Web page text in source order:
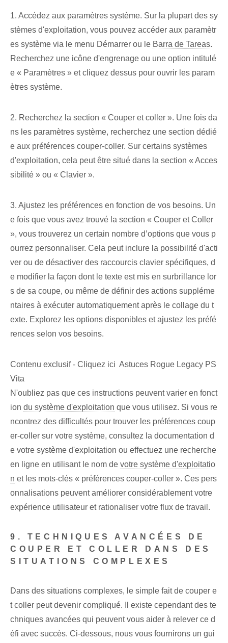
1. Accédez aux paramètres système. Sur la plupart des sy
stèmes d'exploitation, vous pouvez accéder aux paramètr
es système via le menu Démarrer ou le Barra de Tareas.
Recherchez une icône d'engrenage ou une option intitulé
e « Paramètres » et cliquez dessus pour ouvrir les param
ètres système.
2. Recherchez la section « Couper et coller ». Une fois da
ns les paramètres système, recherchez une section dédié
e aux préférences couper-coller. Sur certains systèmes
d'exploitation, cela peut être situé dans la section « Acces
sibilité » ou « Clavier ».
3. Ajustez les préférences en fonction de vos besoins. Un
e fois que vous avez trouvé la section « Couper et Coller
», vous trouverez un certain nombre d’options que vous p
ourrez personnaliser. Cela peut inclure la possibilité d'acti
ver ou de désactiver des raccourcis clavier spécifiques, d
e modifier la façon dont le texte est mis en surbrillance lor
s de sa coupe, ou même de définir des actions suppléme
ntaires à exécuter automatiquement après le collage du t
exte. Explorez les options disponibles et ajustez les préfé
rences selon vos besoins.
Contenu exclusif - Cliquez ici Astuces Rogue Legacy PS
Vita
N'oubliez pas que ces instructions peuvent varier en fonct
ion du système d'exploitation que vous utilisez. Si vous re
ncontrez des difficultés pour trouver les préférences coup
er-coller sur votre système, consultez la documentation d
e votre système d'exploitation ou effectuez une recherche
en ligne en utilisant le nom de votre système d'exploitatio
n et les mots-clés « préférences couper-coller ». Ces pers
onnalisations peuvent améliorer considérablement votre
expérience utilisateur et rationaliser votre flux de travail.
9. TECHNIQUES AVANCÉES DE
COUPER ET COLLER DANS DES
SITUATIONS COMPLEXES
Dans des situations complexes, le simple fait de couper e
t coller peut devenir compliqué. Il existe cependant des te
chniques avancées qui peuvent vous aider à relever ce d
éfi avec succès. Ci-dessous, nous vous fournirons un gui